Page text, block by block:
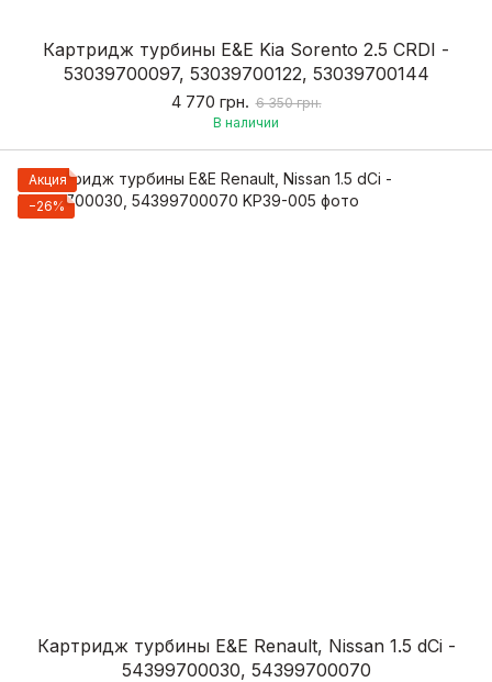
Картридж турбины E&E Kia Sorento 2.5 CRDI -
53039700097, 53039700122, 53039700144
4 770 грн. 6 350 грн.
В наличии
Акция
−26%
Картридж турбины E&E Renault, Nissan 1.5 dCi -
54399700030, 54399700070